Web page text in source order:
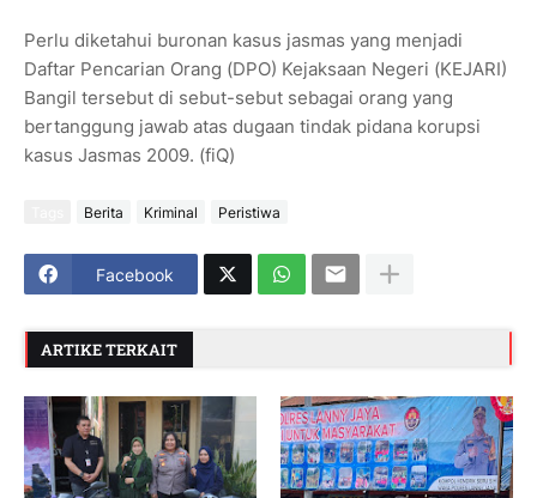
Perlu diketahui buronan kasus jasmas yang menjadi
Daftar Pencarian Orang (DPO) Kejaksaan Negeri (KEJARI)
Bangil tersebut di sebut-sebut sebagai orang yang
bertanggung jawab atas dugaan tindak pidana korupsi
kasus Jasmas 2009. (fiQ)
Berita Kriminal Peristiwa
Facebook
ARTIKE TERKAIT